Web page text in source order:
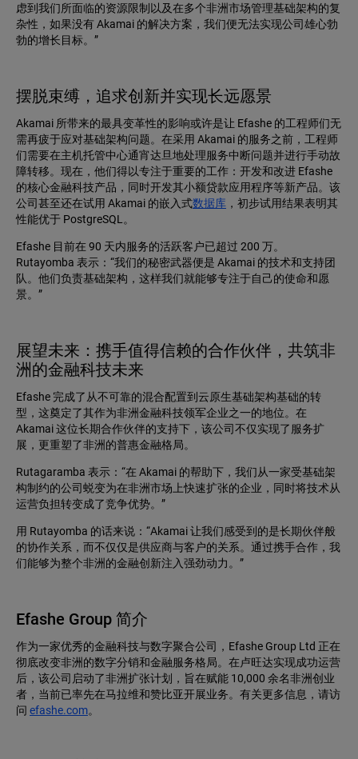
虑到我们所面临的资源限制以及在多个非洲市场管理基础架构的复
杂性，如果没有 Akamai 的解决方案，我们便无法实现公司雄心勃
勃的增长目标。”
摆脱束缚，追求创新并实现长远愿景
Akamai 所带来的最具变革性的影响或许是让 Efashe 的工程师们无
需再疲于应对基础架构问题。在采用 Akamai 的服务之前，工程师
们需要在主机托管中心通宵达旦地处理服务中断问题并进行手动故
障转移。现在，他们得以专注于重要的工作：开发和改进 Efashe
的核心金融科技产品，同时开发其小额贷款应用程序等新产品。该
公司甚至还在试用 Akamai 的嵌入式数据库 ，初步试用结果表明其
性能优于 PostgreSQL。
Efashe 目前在 90 天内服务的活跃客户已超过 200 万。
Rutayomba 表示：“我们的秘密武器便是 Akamai 的技术和支持团
队。他们负责基础架构，这样我们就能够专注于自己的使命和愿
景。”
展望未来：携手值得信赖的合作伙伴，共筑非
洲的金融科技未来
Efashe 完成了从不可靠的混合配置到云原生基础架构基础的转
型，这奠定了其作为非洲金融科技领军企业之一的地位。在
Akamai 这位长期合作伙伴的支持下，该公司不仅实现了服务扩
展，更重塑了非洲的普惠金融格局。
Rutagaramba 表示：“在 Akamai 的帮助下，我们从一家受基础架
构制约的公司蜕变为在非洲市场上快速扩张的企业，同时将技术从
运营负担转变成了竞争优势。”
用 Rutayomba 的话来说：“Akamai 让我们感受到的是长期伙伴般
的协作关系，而不仅仅是供应商与客户的关系。通过携手合作，我
们能够为整个非洲的金融创新注入强劲动力。”
Efashe Group 简介
作为一家优秀的金融科技与数字聚合公司，Efashe Group Ltd 正在
彻底改变非洲的数字分销和金融服务格局。在卢旺达实现成功运营
后，该公司启动了非洲扩张计划，旨在赋能 10,000 余名非洲创业
者，当前已率先在马拉维和赞比亚开展业务。有关更多信息，请访
问 efashe.com。